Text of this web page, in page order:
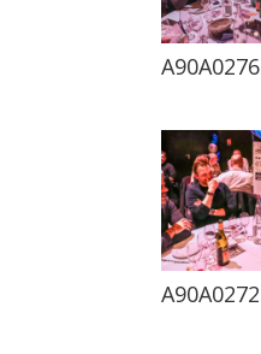
A90A0276
A90A0272